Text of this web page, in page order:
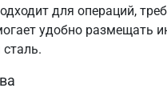
для операций,
удобно размещать